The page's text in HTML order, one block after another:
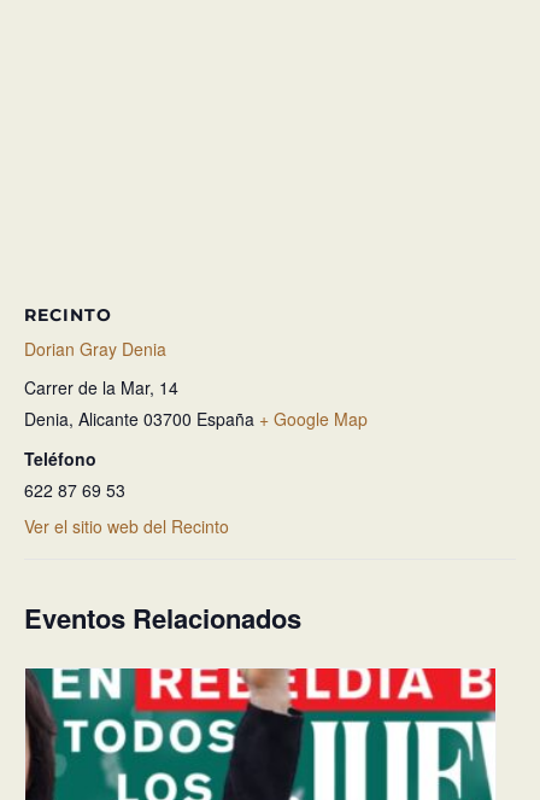
RECINTO
Dorian Gray Denia
Carrer de la Mar, 14
Denia, Alicante 03700 España + Google Map
Teléfono
622 87 69 53
Ver el sitio web del Recinto
Eventos Relacionados